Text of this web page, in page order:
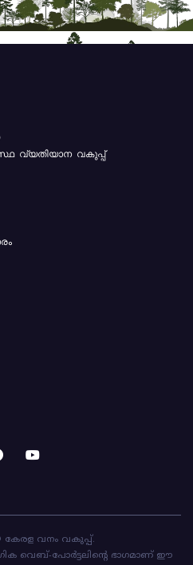
വ്യതിയാന വകുപ്പ്
കേരള വനം വകുപ്പ്.
വെബ്-പോർട്ടലിന്റെ ഭാഗമാണ് ഈ